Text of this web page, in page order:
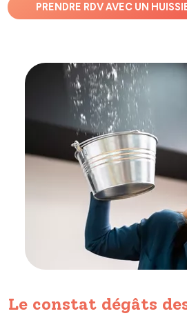
PRENDRE RDV AVEC UN
Le constat dégâts